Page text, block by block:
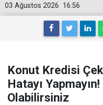
16:56
03 Ağustos 2026
Konut Kredisi
Hatayı
Olabilirsiniz